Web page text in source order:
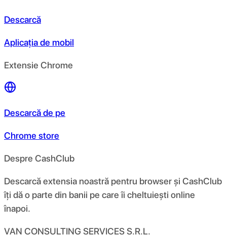
Descarcă
Aplicația de mobil
Extensie Chrome
Descarcă de pe
Chrome store
Despre CashClub
Descarcă extensia noastră pentru browser și CashClub
îți dă o parte din banii pe care îi cheltuiești online
înapoi.
VAN CONSULTING SERVICES S.R.L.